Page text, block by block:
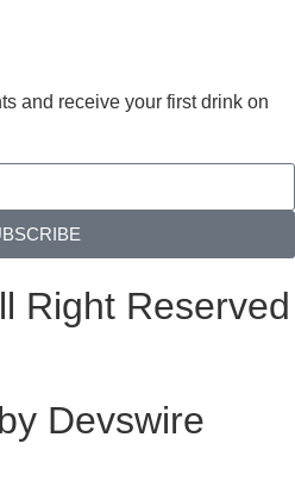
and receive your first drink on
Right Reserved
Devswire